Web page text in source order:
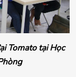
Tomatotại Học